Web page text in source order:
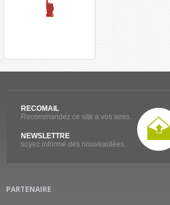
RECOMAIL
Recommandez ce site a vos amis.
NEWSLETTRE
soyez informé des nouveautées.
PARTENAIRE